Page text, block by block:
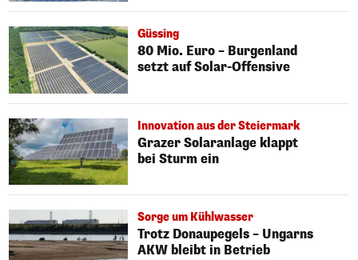
Güssing
80 Mio. Euro – Burgenland
setzt auf Solar-Offensive
Innovation aus der Steiermark
Grazer Solaranlage klappt
bei Sturm ein
Sorge um Kühlwasser
Trotz Donaupegels – Ungarns
AKW bleibt in Betrieb